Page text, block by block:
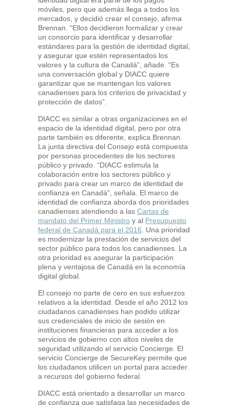
móviles, pero que además llega a todos los
mercados, y decidió crear el consejo, afirma
Brennan. “Ellos decidieron formalizar y crear
un consorcio para identificar y desarrollar
estándares para la gestión de identidad digital,
y asegurar que estén representados los
valores y la cultura de Canadá”, añade. “Es
una conversación global y DIACC quiere
garantizar que se mantengan los valores
canadienses para los criterios de privacidad y
protección de datos”.
DIACC es similar a otras organizaciones en el
espacio de la identidad digital, pero por otra
parte también es diferente, explica Brennan.
La junta directiva del Consejo está compuesta
por personas procedentes de los sectores
público y privado. “DIACC estimula la
colaboración entre los sectores público y
privado para crear un marco de identidad de
confianza en Canadá”, señala. El marco de
identidad de confianza aborda dos prioridades
canadienses atendiendo a las Cartas de
mandato del Primer Ministro y al Presupuesto
federal de Canadá para el 2016 . Una prioridad
es modernizar la prestación de servicios del
sector público para todos los canadienses. La
otra prioridad es asegurar la participación
plena y ventajosa de Canadá en la economía
digital global.
El consejo no parte de cero en sus esfuerzos
relativos a la identidad. Desde el año 2012 los
ciudadanos canadienses han podido utilizar
sus credenciales de inicio de sesión en
instituciones financieras para acceder a los
servicios de gobierno con altos niveles de
seguridad utilizando el servicio Concierge. El
servicio Concierge de SecureKey permite que
los ciudadanos utilicen un portal para acceder
a recursos del gobierno federal.
DIACC está orientado a desarrollar un marco
de confianza que satisfaga las necesidades de